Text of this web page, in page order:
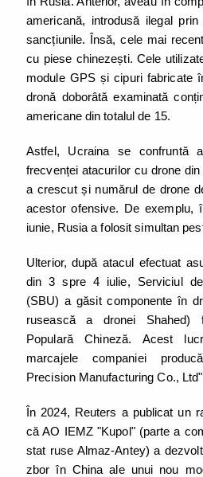
americană, introdusă ilegal
sancțiunile. Însă, cele mai
cu piese chinezești. Cele
module GPS și cipuri fabricate
dronă doborâtă examinată
americane din totalul de 15.
Astfel, Ucraina se confruntă
frecvenței atacurilor cu drone
a crescut și numărul de drone
acestor ofensive. De exemplu,
iunie, Rusia a folosit simultan
Ulterior, după atacul efectuat
din 3 spre 4 iulie, Serviciul
(SBU) a găsit componente în
rusească a dronei Shahed)
Populară Chineză. Acest
marcajele companiei
Precision Manufacturing Co.,
În 2024, Reuters a publicat un
că AO IEMZ "Kupol" (parte a
stat ruse Almaz-Antey) a
zbor în China ale unui nou